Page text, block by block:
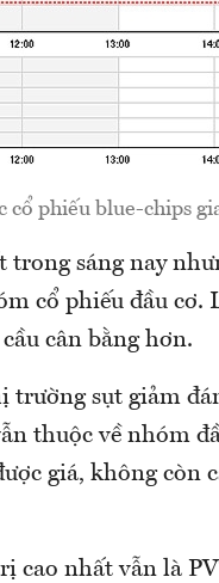
phiếu blue-chips
trong sáng nay
cổ phiếu đầu cơ.
cân bằng hơn.
sụt giảm
thuộc về nhóm
giá, không còn
cao nhất vẫn là